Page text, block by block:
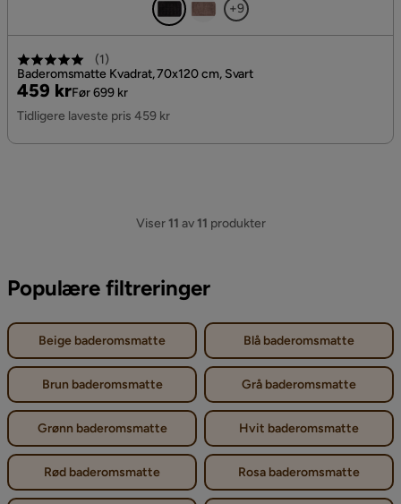
+9
(1)
Baderomsmatte Kvadrat, 70x120 cm, Svart
Pris
459 kr
Original
Pris
Før 699 kr
Tidligere laveste pris 459 kr
Viser11 av11 produkter
Populære filtreringer
Beige baderomsmatte Blå baderomsmatte
Brun baderomsmatte Grå baderomsmatte
Grønn baderomsmatte Hvit baderomsmatte
Rød baderomsmatte Rosa baderomsmatte